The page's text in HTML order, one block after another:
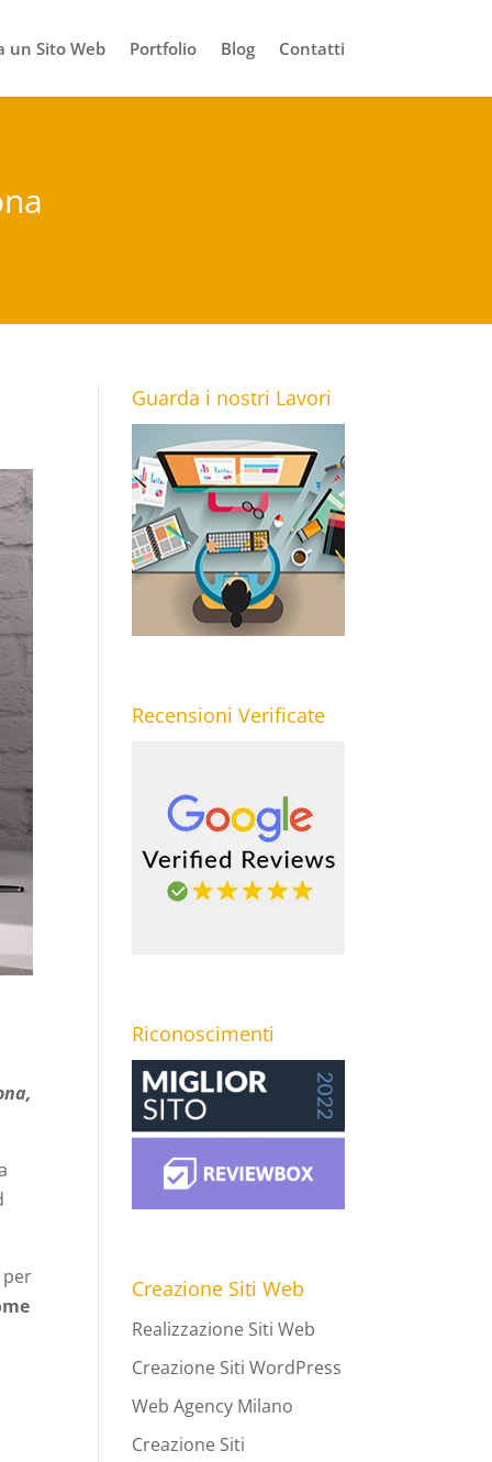
un Sito Web Portfolio Blog Contatti
per
Guarda i nostri Lavori
Recensioni Verificate
Riconoscimenti
Creazione Siti Web
Realizzazione Siti Web
Creazione Siti WordPress
Web Agency Milano
Creazione Siti